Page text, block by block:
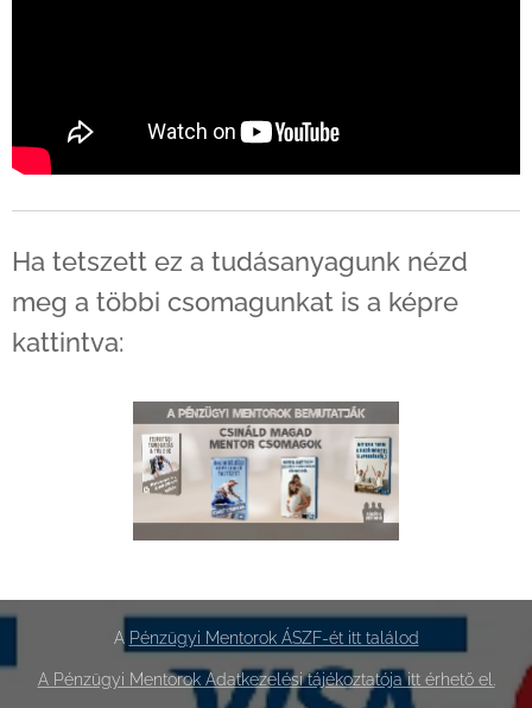
Ha tetszett ez a tudásanyagunk nézd
meg a többi csomagunkat is a képre
kattintva:
A Pénzügyi Mentorok ÁSZF-ét itt találod
A Pénzügyi Mentorok Adatkezelési tájékoztatója itt érhető el.